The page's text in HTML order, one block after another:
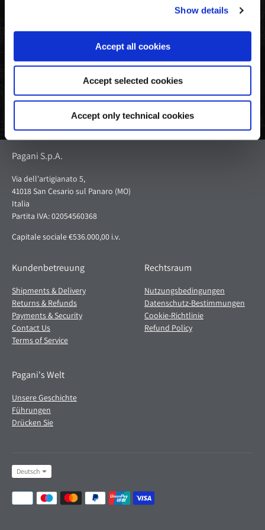
Show details
Accept all cookies
Accept selected cookies
Accept only technical cookies
Pagani S.p.A.
Via dell'artigianato 5,
41018 San Cesario sul Panaro (MO)
Italia
Partita IVA: 02054560368
Capitale sociale €536.000,00 i.v.
Kundenbetreuung
Shipments & Delivery
Returns & Refunds
Payments & Security
Contact Us
Terms of Service
Rechtsraum
Nutzungsbedingungen
Datenschutz-Bestimmungen
Cookie-Richtlinie
Refund Policy
Pagani's Welt
Unsere Geschichte
Führungen
Drücken Sie
Sprache
Deutsch
Akzeptierte
Zahlungsmethoden